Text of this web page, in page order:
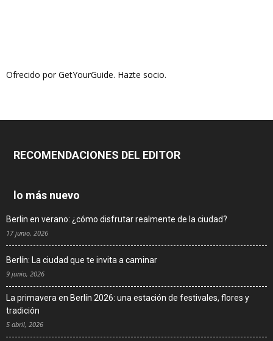
Ofrecido por GetYourGuide. Hazte socio.
RECOMENDACIONES DEL EDITOR
lo más nuevo
Berlin en verano: ¿cómo disfrutar realmente de la ciudad?
17 junio, 2026
Berlín: La ciudad que te invita a caminar
9 junio, 2026
La primavera en Berlín 2026: una estación de festivales, flores y
tradición
5 abril, 2026